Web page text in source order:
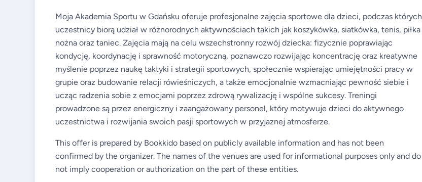
Moja Akademia Sportu w Gdańsku oferuje profesjonalne zajęcia sportowe dla dzieci, podczas których
uczestnicy biorą udział w różnorodnych aktywnościach takich jak koszykówka, siatkówka, tenis, piłka
nożna oraz taniec. Zajęcia mają na celu wszechstronny rozwój dziecka: fizycznie poprawiając
kondycję, koordynację i sprawność motoryczną, poznawczo rozwijając koncentrację oraz kreatywne
myślenie poprzez naukę taktyki i strategii sportowych, społecznie wspierając umiejętności pracy w
grupie oraz budowanie relacji rówieśniczych, a także emocjonalnie wzmacniając pewność siebie i
ucząc radzenia sobie z emocjami poprzez zdrową rywalizację i wspólne sukcesy. Treningi
prowadzone są przez energiczny i zaangażowany personel, który motywuje dzieci do aktywnego
uczestnictwa i rozwijania swoich pasji sportowych w przyjaznej atmosferze.
This offer is prepared by Bookkido based on publicly available information and has not been
confirmed by the organizer. The names of the venues are used for informational purposes only and do
not imply cooperation or authorization on the part of these entities.